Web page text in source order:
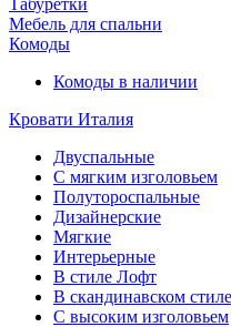
Табуретки
Мебель для спальни
Комоды
Комоды в наличии
Кровати Италия
Двуспальные
С мягким изголовьем
Полутороспальные
Дизайнерские
Мягкие
Интерьерные
В стиле Лофт
В скандинавском стиле
С высоким изголовьем